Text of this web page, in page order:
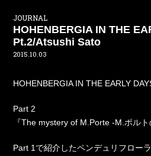
JOURNAL
HOHENBERGIA IN THE
Pt.2/Atsushi Sato
2015.10.03
HOHENBERGIA IN THE EARLY
Part 2
『The mystery of M.Porte -M.ポルト
Part 1で紹介したペンデュリフロー